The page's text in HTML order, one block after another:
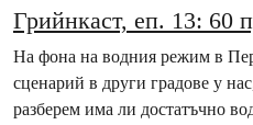
Грийнкаст, еп. 13: 60
На фона на водния режим в
сценарий в други градове у
разберем има ли достатъчно